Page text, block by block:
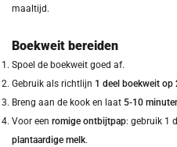
maaltijd.
Boekweit bereiden
Spoel de boekweit goed af.
Gebruik als richtlijn 1 deel boekweit op
Breng aan de kook en laat 5-10
Voor een romige ontbijtpap: gebruik 1
plantaardige melk.